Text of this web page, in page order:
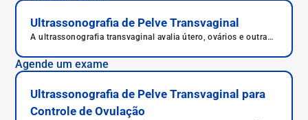
Ultrassonografia de Pelve Transvaginal
A ultrassonografia transvaginal avalia útero, ovários e outras
indicada para investigar dores, sangramentos, infertilidade e
acompanhamento da gestação inicial. O exame é rápido,
precoce.
Agende um exame
Ultrassonografia de Pelve Transvaginal para
Controle de Ovulação